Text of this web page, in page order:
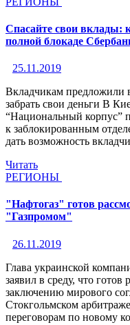
Спасайте свои вклады:
полной блокаде
25.11.2019
Вкладчикам предложили
забрать свои деньги В
“Национальный корпус”
к заблокированным
дать возможность
Читать
РЕГИОНЫ
"Нафтогаз" готов
"Газпромом"
26.11.2019
Глава украинской
заявил в среду, что
заключению мирового
Стокгольмском
переговорам по новому